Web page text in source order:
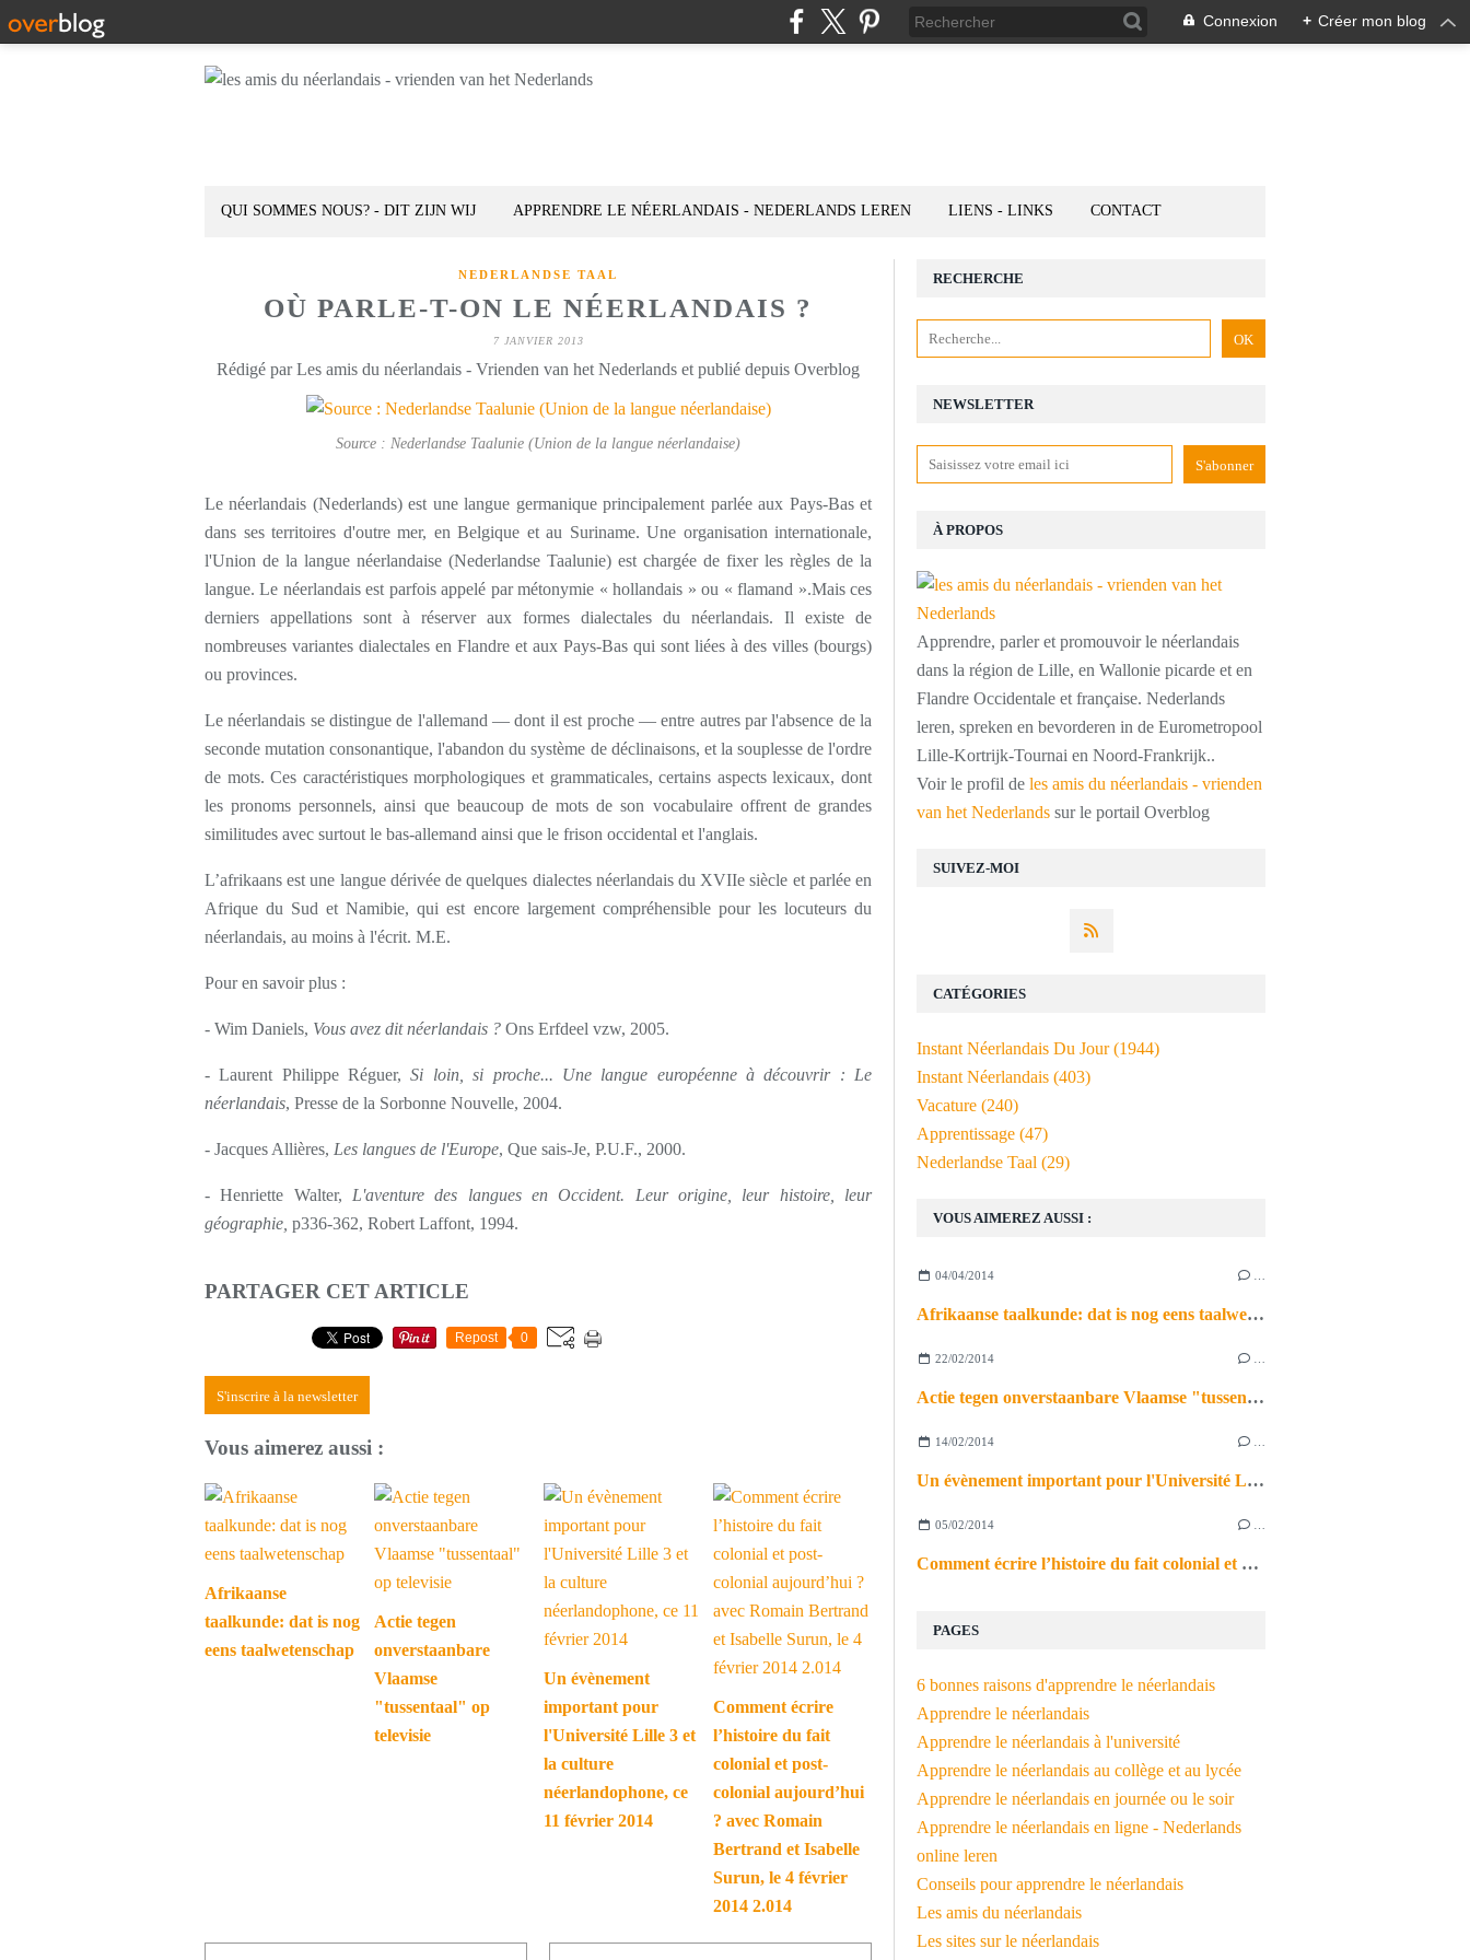
Connexion + Créer mon blog
QUI SOMMES NOUS? - DIT ZIJN WIJ APPRENDRE LE NÉERLANDAIS - NEDERLANDS LEREN LIENS - LINKS CONTACT
NEDERLANDSE TAAL
OÙ PARLE-T-ON LE NÉERLANDAIS ?
7 JANVIER 2013
Rédigé par Les amis du néerlandais - Vrienden van het Nederlands et publié depuis Overblog
Source : Nederlandse Taalunie (Union de la langue néerlandaise)
Le néerlandais (Nederlands) est une langue germanique principalement parlée aux Pays-Bas et
dans ses territoires d'outre mer, en Belgique et au Suriname. Une organisation internationale,
l'Union de la langue néerlandaise (Nederlandse Taalunie) est chargée de fixer les règles de la
langue. Le néerlandais est parfois appelé par métonymie « hollandais » ou « flamand ».Mais ces
derniers appellations sont à réserver aux formes dialectales du néerlandais. Il existe de
nombreuses variantes dialectales en Flandre et aux Pays-Bas qui sont liées à des villes (bourgs)
ou provinces.
Le néerlandais se distingue de l'allemand — dont il est proche — entre autres par l'absence de la
seconde mutation consonantique, l'abandon du système de déclinaisons, et la souplesse de l'ordre
de mots. Ces caractéristiques morphologiques et grammaticales, certains aspects lexicaux, dont
les pronoms personnels, ainsi que beaucoup de mots de son vocabulaire offrent de grandes
similitudes avec surtout le bas-allemand ainsi que le frison occidental et l'anglais.
L’afrikaans est une langue dérivée de quelques dialectes néerlandais du XVIIe siècle et parlée en
Afrique du Sud et Namibie, qui est encore largement compréhensible pour les locuteurs du
néerlandais, au moins à l'écrit. M.E.
Pour en savoir plus :
- Wim Daniels, Vous avez dit néerlandais ? Ons Erfdeel vzw, 2005.
- Laurent Philippe Réguer,Si loin, si proche... Une langue européenne à découvrir : Le
néerlandais, Presse de la Sorbonne Nouvelle, 2004.
- Jacques Allières, Les langues de l'Europe, Que sais-Je, P.U.F., 2000.
- Henriette Walter, L'aventure des langues en Occident. Leur origine, leur histoire, leur
géographie, p336-362, Robert Laffont, 1994.
PARTAGER CET ARTICLE
Repost 0
S'inscrire à la newsletter
Vous aimerez aussi :
Afrikaanse
taalkunde: dat is nog
eens taalwetenschap
Actie tegen
onverstaanbare
Vlaamse
"tussentaal" op
televisie
Un évènement
important pour
l'Université Lille 3 et
la culture
néerlandophone, ce
11 février 2014
Comment écrire
l’histoire du fait
colonial et post-
colonial aujourd’hui
? avec Romain
Bertrand et Isabelle
Surun, le 4 février
2014 2.014
NEWSLETTER
SUIVEZ-MOI
RECHERCHE
À PROPOS
Apprendre, parler et promouvoir le néerlandais
dans la région de Lille, en Wallonie picarde et en
Flandre Occidentale et française. Nederlands
leren, spreken en bevorderen in de Eurometropool
Lille-Kortrijk-Tournai en Noord-Frankrijk..
Voir le profil de les amis du néerlandais - vrienden
van het Nederlands sur le portail Overblog
VOUS AIMEREZ AUSSI :
04/04/2014
Afrikaanse taalkunde: dat is nog eens taalwetenschap
22/02/2014
Actie tegen onverstaanbare Vlaamse "tussentaal" op televisie
14/02/2014
Un évènement important pour l'Université Lille 3 et la culture néerlandophone, ce 11 février 2014
05/02/2014
Comment écrire l’histoire du fait colonial et post-colonial aujourd’hui ? avec Romain Bertrand et Isabelle Surun, le 4 février 2014 2.014
PAGES
6 bonnes raisons d'apprendre le néerlandais
Apprendre le néerlandais
Apprendre le néerlandais à l'université
Apprendre le néerlandais au collège et au lycée
Apprendre le néerlandais en journée ou le soir
Apprendre le néerlandais en ligne - Nederlands
online leren
Conseils pour apprendre le néerlandais
Les amis du néerlandais
Les sites sur le néerlandais
CATÉGORIES
Instant Néerlandais Du Jour(1944)
Instant Néerlandais (403)
Vacature (240)
Apprentissage (47)
Nederlandse Taal (29)